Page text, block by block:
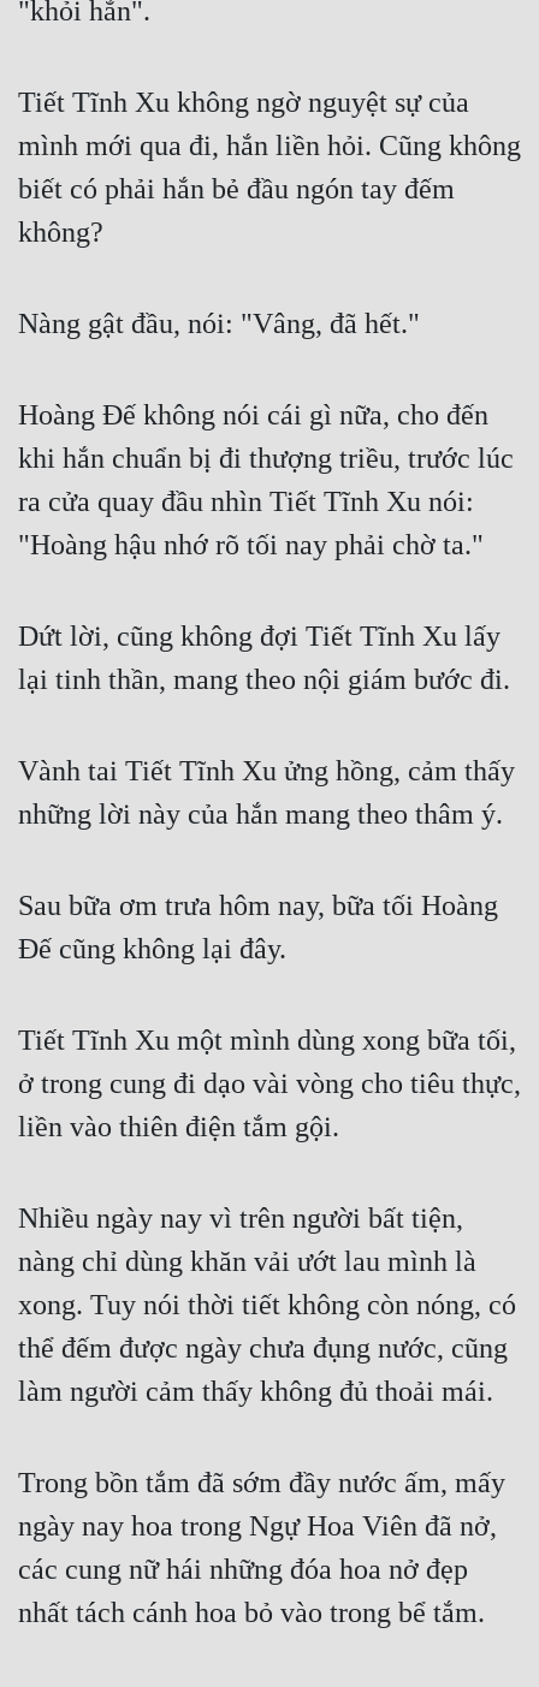
"khỏi hẳn".
Tiết Tĩnh Xu không ngờ nguyệt sự của
mình mới qua đi, hắn liền hỏi. Cũng không
biết có phải hắn bẻ đầu ngón tay đếm
không?
Nàng gật đầu, nói: "Vâng, đã hết."
Hoàng Đế không nói cái gì nữa, cho đến
khi hắn chuẩn bị đi thượng triều, trước lúc
ra cửa quay đầu nhìn Tiết Tĩnh Xu nói:
"Hoàng hậu nhớ rõ tối nay phải chờ ta."
Dứt lời, cũng không đợi Tiết Tĩnh Xu lấy
lại tinh thần, mang theo nội giám bước đi.
Vành tai Tiết Tĩnh Xu ửng hồng, cảm thấy
những lời này của hắn mang theo thâm ý.
Sau bữa ơm trưa hôm nay, bữa tối Hoàng
Đế cũng không lại đây.
Tiết Tĩnh Xu một mình dùng xong bữa tối,
ở trong cung đi dạo vài vòng cho tiêu thực,
liền vào thiên điện tắm gội.
Nhiều ngày nay vì trên người bất tiện,
nàng chỉ dùng khăn vải ướt lau mình là
xong. Tuy nói thời tiết không còn nóng, có
thể đếm được ngày chưa đụng nước, cũng
làm người cảm thấy không đủ thoải mái.
Trong bồn tắm đã sớm đầy nước ấm, mấy
ngày nay hoa trong Ngự Hoa Viên đã nở,
các cung nữ hái những đóa hoa nở đẹp
nhất tách cánh hoa bỏ vào trong bể tắm.